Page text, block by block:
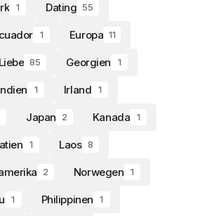
1 Dating 55
1 Europa 11
85 Georgien 1
1 Irland 1
Japan 2 Kanada 1
1 Laos 8
2 Norwegen 1
1 Philippinen 1